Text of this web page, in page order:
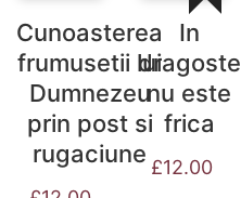
Cunoasterea
frumusetii lui
Dumnezeu
prin post si
rugaciune
In
dragoste
nu este
frica
£12.00